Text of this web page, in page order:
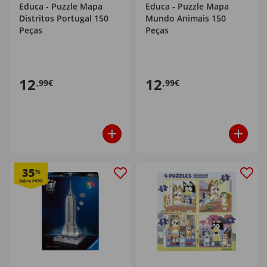
Educa - Puzzle Mapa
Distritos Portugal 150
Peças
12,99€
Educa - Puzzle Mapa
Mundo Animais 150
Peças
12,99€
35%